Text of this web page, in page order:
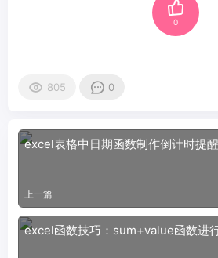
0
805 0
excel表格中日期函数制作倒计时提醒
上一篇
excel函数技巧：sum+value函数进